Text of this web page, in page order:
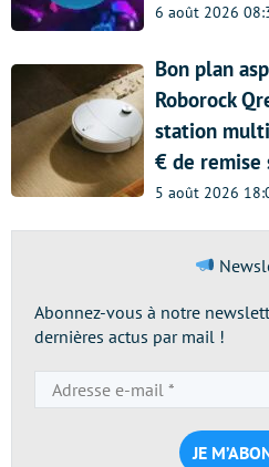
6 août 2026
Bon plan
Roborock
station
€ de remise
5 août 2026
Abonnez-vous à notre
dernières actus par mail !
e-
*